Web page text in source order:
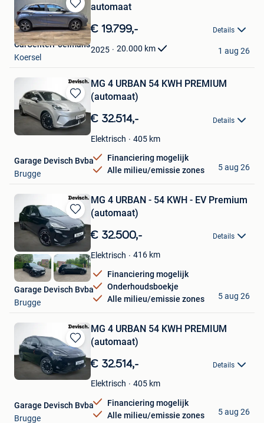
Bewaren
in
Mijn
Favorieten
automaat
€ 19.799,- Details
2025 20.000 km
CarCenterPoelmans
Koersel
1 aug 26
Bewaren
in
Mijn
Favorieten
MG 4 URBAN 54 KWH PREMIUM
(automaat)
€ 32.514,- Details
Elektrisch 405 km
Financiering mogelijk
Alle milieu/emissie zones
Garage Devisch Bvba
Brugge
5 aug 26
Bewaren
in
Mijn
Favorieten
MG 4 URBAN - 54 KWH - EV Premium
(automaat)
€ 32.500,- Details
Elektrisch 416 km
Financiering mogelijk
Onderhoudsboekje
Alle milieu/emissie zones
Garage Devisch Bvba
Brugge
5 aug 26
Bewaren
in
Mijn
Favorieten
MG 4 URBAN 54 KWH PREMIUM
(automaat)
€ 32.514,- Details
Elektrisch 405 km
Financiering mogelijk
Alle milieu/emissie zones
Garage Devisch Bvba
Brugge
5 aug 26